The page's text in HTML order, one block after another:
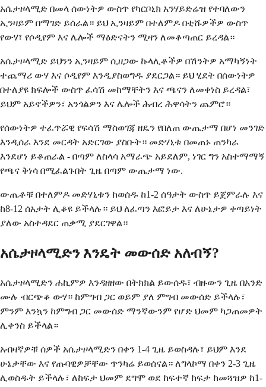
አሴታዞላሚድ በመላ ሰውነትዎ ውስጥ የካርቦኒክ አንሃይድሬዝ የተባለውን
ኢንዛይም በማገድ ይሰራል። ይህ ኢንዛይም በተለምዶ በቲሹዎችዎ ውስጥ
የውሃ፣ የሶዲየም እና ሌሎች ማዕድናትን ሚዛን ለመቆጣጠር ይረዳል።
አሴታዞላሚድ ይህንን ኢንዛይም ሲዘጋው ኩላሊቶችዎ በሽንትዎ አማካኝነት
ተጨማሪ ውሃ እና ሶዲየም እንዲያስወግዱ ያደርጋል። ይህ ሂደት በሰውነትዎ
በተለያዩ ክፍሎች ውስጥ ፈሳሽ መከማቸትን እና ጫናን ለመቀነስ ይረዳል፣
ይህም አይኖችዎን፣ አንጎልዎን እና ሌሎች ሕብረ ሕዋሳትን ጨምሮ።
የሰውነትዎ ተፈጥሯዊ የፍሳሽ ማስወገጃ ዘዴን የበለጠ ውጤታማ በሆነ መንገድ
እንዲሰራ እንደ መርዳት አድርገው ያስቡት። መድሃኒቱ በመጠኑ ጠንካራ
እንደሆነ ይቆጠራል - በጣም ለስላሳ አማራጭ አይደለም, ነገር ግን አስተማማኝ
የጫና ቅነሳ በሚፈልጉበት ጊዜ በጣም ውጤታማ ነው.
ውጤቶቹ በተለምዶ መድሃኒቱን ከወሰዱ ከ1-2 ሰዓታት ውስጥ ይጀምራሉ እና
ከ8-12 ሰአታት ሊቆዩ ይችላሉ። ይህ ለፈጣን እፎይታ እና ለሁኔታዎ ቀጣይነት
ያለው አስተዳደር ጠቃሚ ያደርገዋል።
አሴታዞላሚድን እንዴት መውሰድ አለብኝ?
አሴታዞላሚድን ሐኪምዎ እንዳዘዘው በትክክል ይውሰዱ፣ ብዙውን ጊዜ በአንድ
ሙሉ ብርጭቆ ውሃ። ከምግብ ጋር ወይም ያለ ምግብ መውሰድ ይችላሉ፣
ምንም እንኳን ከምግብ ጋር መውሰድ ማንኛውንም የሆድ ህመም ካጋጠመዎት
ሊቀንስ ይችላል።
አብዛኛዎቹ ሰዎች አሴታዞላሚድን በቀን 1-4 ጊዜ ይወስዳሉ፣ ይህም እንደ
ሁኔታቸው እና የጡባዊዎቻቸው ጥንካሬ ይወሰናል። ለግላኮማ በቀን 2-3 ጊዜ
ሊወስዱት ይችላሉ፣ ለከፍታ ህመም ደግሞ ወደ ከፍተኛ ከፍታ ከመጓዝዎ ከ1-